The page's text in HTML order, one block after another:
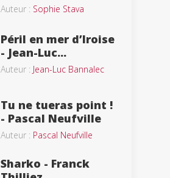
Auteur : Sophie Stava
Péril en mer d’Iroise
- Jean-Luc...
Auteur : Jean-Luc Bannalec
Tu ne tueras point !
- Pascal Neufville
Auteur : Pascal Neufville
Sharko - Franck